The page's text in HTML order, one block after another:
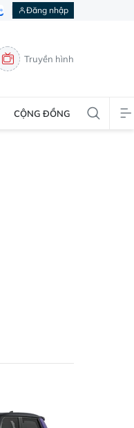
Đăng nhập
Truyền hình
CỘNG ĐỒNG